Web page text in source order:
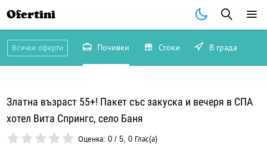
Ofertini
Всички оферти Почивки Стоки В града
Златна възраст 55+! Пакет със закуска и вечеря в СПА
хотел Вита Спрингс, село Баня
Оценка:0 /5,0 Глас(а)